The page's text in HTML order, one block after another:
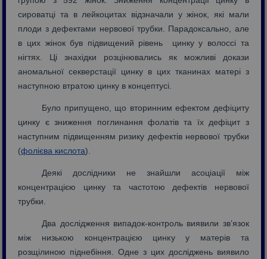
сироватці та в лейкоцитах відзначали у жінок, які мали
плоди з дефектами нервової трубки. Парадоксально, але
в цих жінок був підвищений рівень цинку у волоссі та
нігтях. Ці знахідки розцінювались як можливі докази
аномальної секверстації цинку в цих тканинах матері з
наступною втратою цинку в концептусі.
Було припущено, що вторинним ефектом дефіциту
цинку є зниження поглинання фолатів та їх дефіцит з
наступним підвищенням ризику дефектів нервової трубки
(фолієва кислота).
Деякі дослідники не знайшли асоціації між
концентрацією цинку та частотою дефектів нервової
трубки.
Два дослідження випадок-контроль виявили зв’язок
між низькою концентрацією цинку у матерів та
розщілиною піднебіння. Одне з цих досліджень виявило